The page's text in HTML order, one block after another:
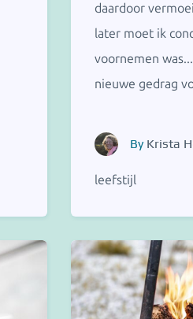
daardoor
later moet ik
voornemen
nieuwe gedrag
By Krista
leefstijl